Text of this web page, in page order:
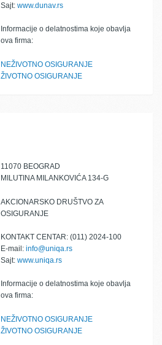
Sajt: www.dunav.rs
Informacije o delatnostima koje obavlja
ova firma:
NEŽIVOTNO OSIGURANJE
ŽIVOTNO OSIGURANJE
11070 BEOGRAD
MILUTINA MILANKOVIĆA 134-G
AKCIONARSKO DRUŠTVO ZA
OSIGURANJE
KONTAKT CENTAR: (011) 2024-100
E-mail: info@uniqa.rs
Sajt: www.uniqa.rs
Informacije o delatnostima koje obavlja
ova firma:
NEŽIVOTNO OSIGURANJE
ŽIVOTNO OSIGURANJE